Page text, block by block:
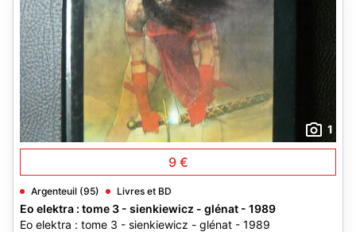
1
9 €
Argenteuil (95) Livres et BD
Eo elektra : tome 3 - sienkiewicz - glénat - 1989
Eo elektra : tome 3 - sienkiewicz - glénat - 1989